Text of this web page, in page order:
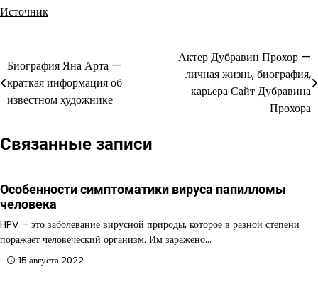
Источник
Навигация
по
записям
Биография Яна Арта —
краткая информация об
известном художнике
Актер Дубравин Прохор —
личная жизнь, биография,
карьера Сайт Дубравина
Прохора
Связанные записи
Особенности симптоматики вируса папилломы
человека
HPV – это заболевание вирусной природы, которое в разной степени
поражает человеческий организм. Им заражено…
15 августа 2022